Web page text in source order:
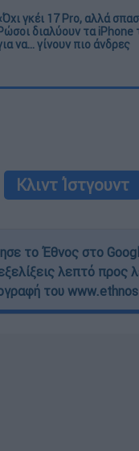
γκέι 17 Pro, αλλά
διαλύουν τα
να... γίνουν πιο άνδρες
Κλιντ Ίστγουντ
το Έθνος στο
λεπτό προς
του